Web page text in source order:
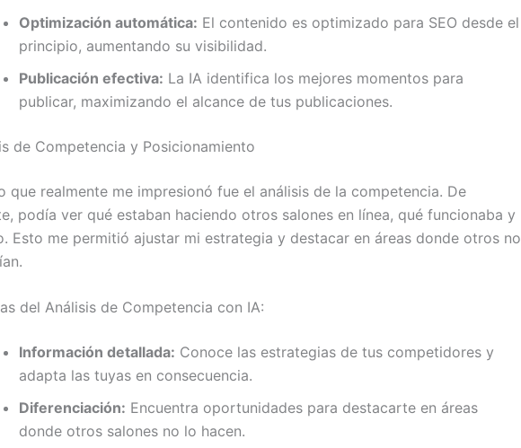
Optimización automática: El contenido es optimizado para SEO desde el
principio, aumentando su visibilidad.
Publicación efectiva: La IA identifica los mejores momentos para
publicar, maximizando el alcance de tus publicaciones.
de Competencia y Posicionamiento
que realmente me impresionó fue el análisis de la competencia. De
podía ver qué estaban haciendo otros salones en línea, qué funcionaba y
Esto me permitió ajustar mi estrategia y destacar en áreas donde otros no
del Análisis de Competencia con IA:
Información detallada: Conoce las estrategias de tus competidores y
adapta las tuyas en consecuencia.
Diferenciación: Encuentra oportunidades para destacarte en áreas
donde otros salones no lo hacen.